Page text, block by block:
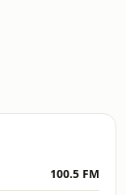
100.5 FM